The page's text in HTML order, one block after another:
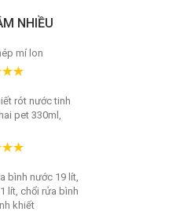
NHIỀU
mí lon
rót nước tinh
pet 330ml,
bình nước 19 lít,
lít, chổi rửa bình
khiết